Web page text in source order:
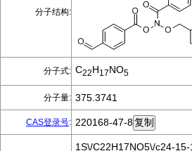
分子结构:
分子式: C22H17NO5
分子量: 375.3741
CAS登录号: 220168-47-8
1S\/C22H17NO5\/c24-